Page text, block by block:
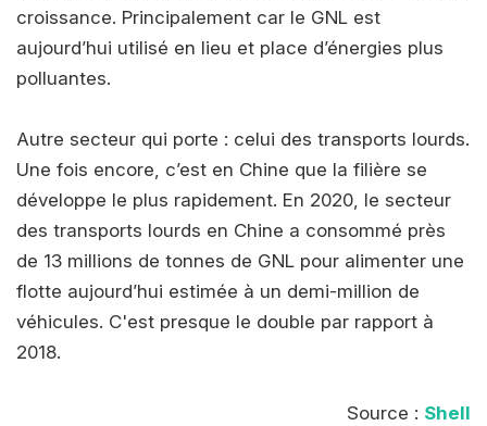
croissance. Principalement car le GNL est
aujourd’hui utilisé en lieu et place d’énergies plus
polluantes.
Autre secteur qui porte : celui des transports lourds.
Une fois encore, c’est en Chine que la filière se
développe le plus rapidement. En 2020, le secteur
des transports lourds en Chine a consommé près
de 13 millions de tonnes de GNL pour alimenter une
flotte aujourd’hui estimée à un demi-million de
véhicules. C'est presque le double par rapport à
2018.
Source : Shell